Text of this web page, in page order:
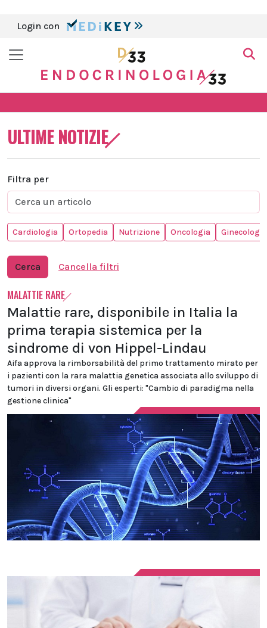
Login con
ULTIME NOTIZIE
Filtra per
Cardiologia Ortopedia Nutrizione Oncologia Ginecologia
Cerca Cancella filtri
MALATTIE RARE
Malattie rare, disponibile in Italia la
prima terapia sistemica per la
sindrome di von Hippel-Lindau
Aifa approva la rimborsabilità del primo trattamento mirato per
i pazienti con la rara malattia genetica associata allo sviluppo di
tumori in diversi organi. Gli esperti: "Cambio di paradigma nella
gestione clinica"